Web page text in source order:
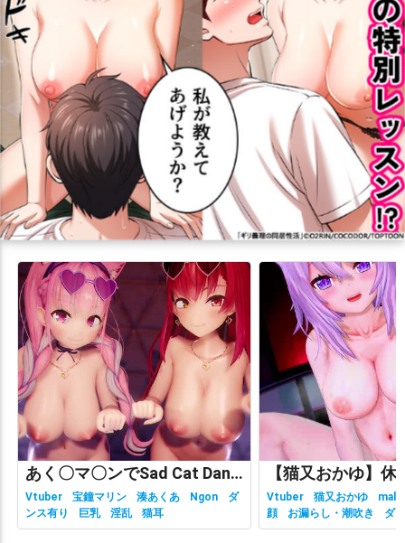
あく〇マ〇ンでSad Cat Dance
Vtuber 宝鐘マリン 湊あくあ Ngon
ダ
ンス有り
巨乳 淫乱 猫耳
Vtuber 猫又おかゆ
顔
お漏らし・潮吹き
ダ
有り
ホロライブ
主観視点